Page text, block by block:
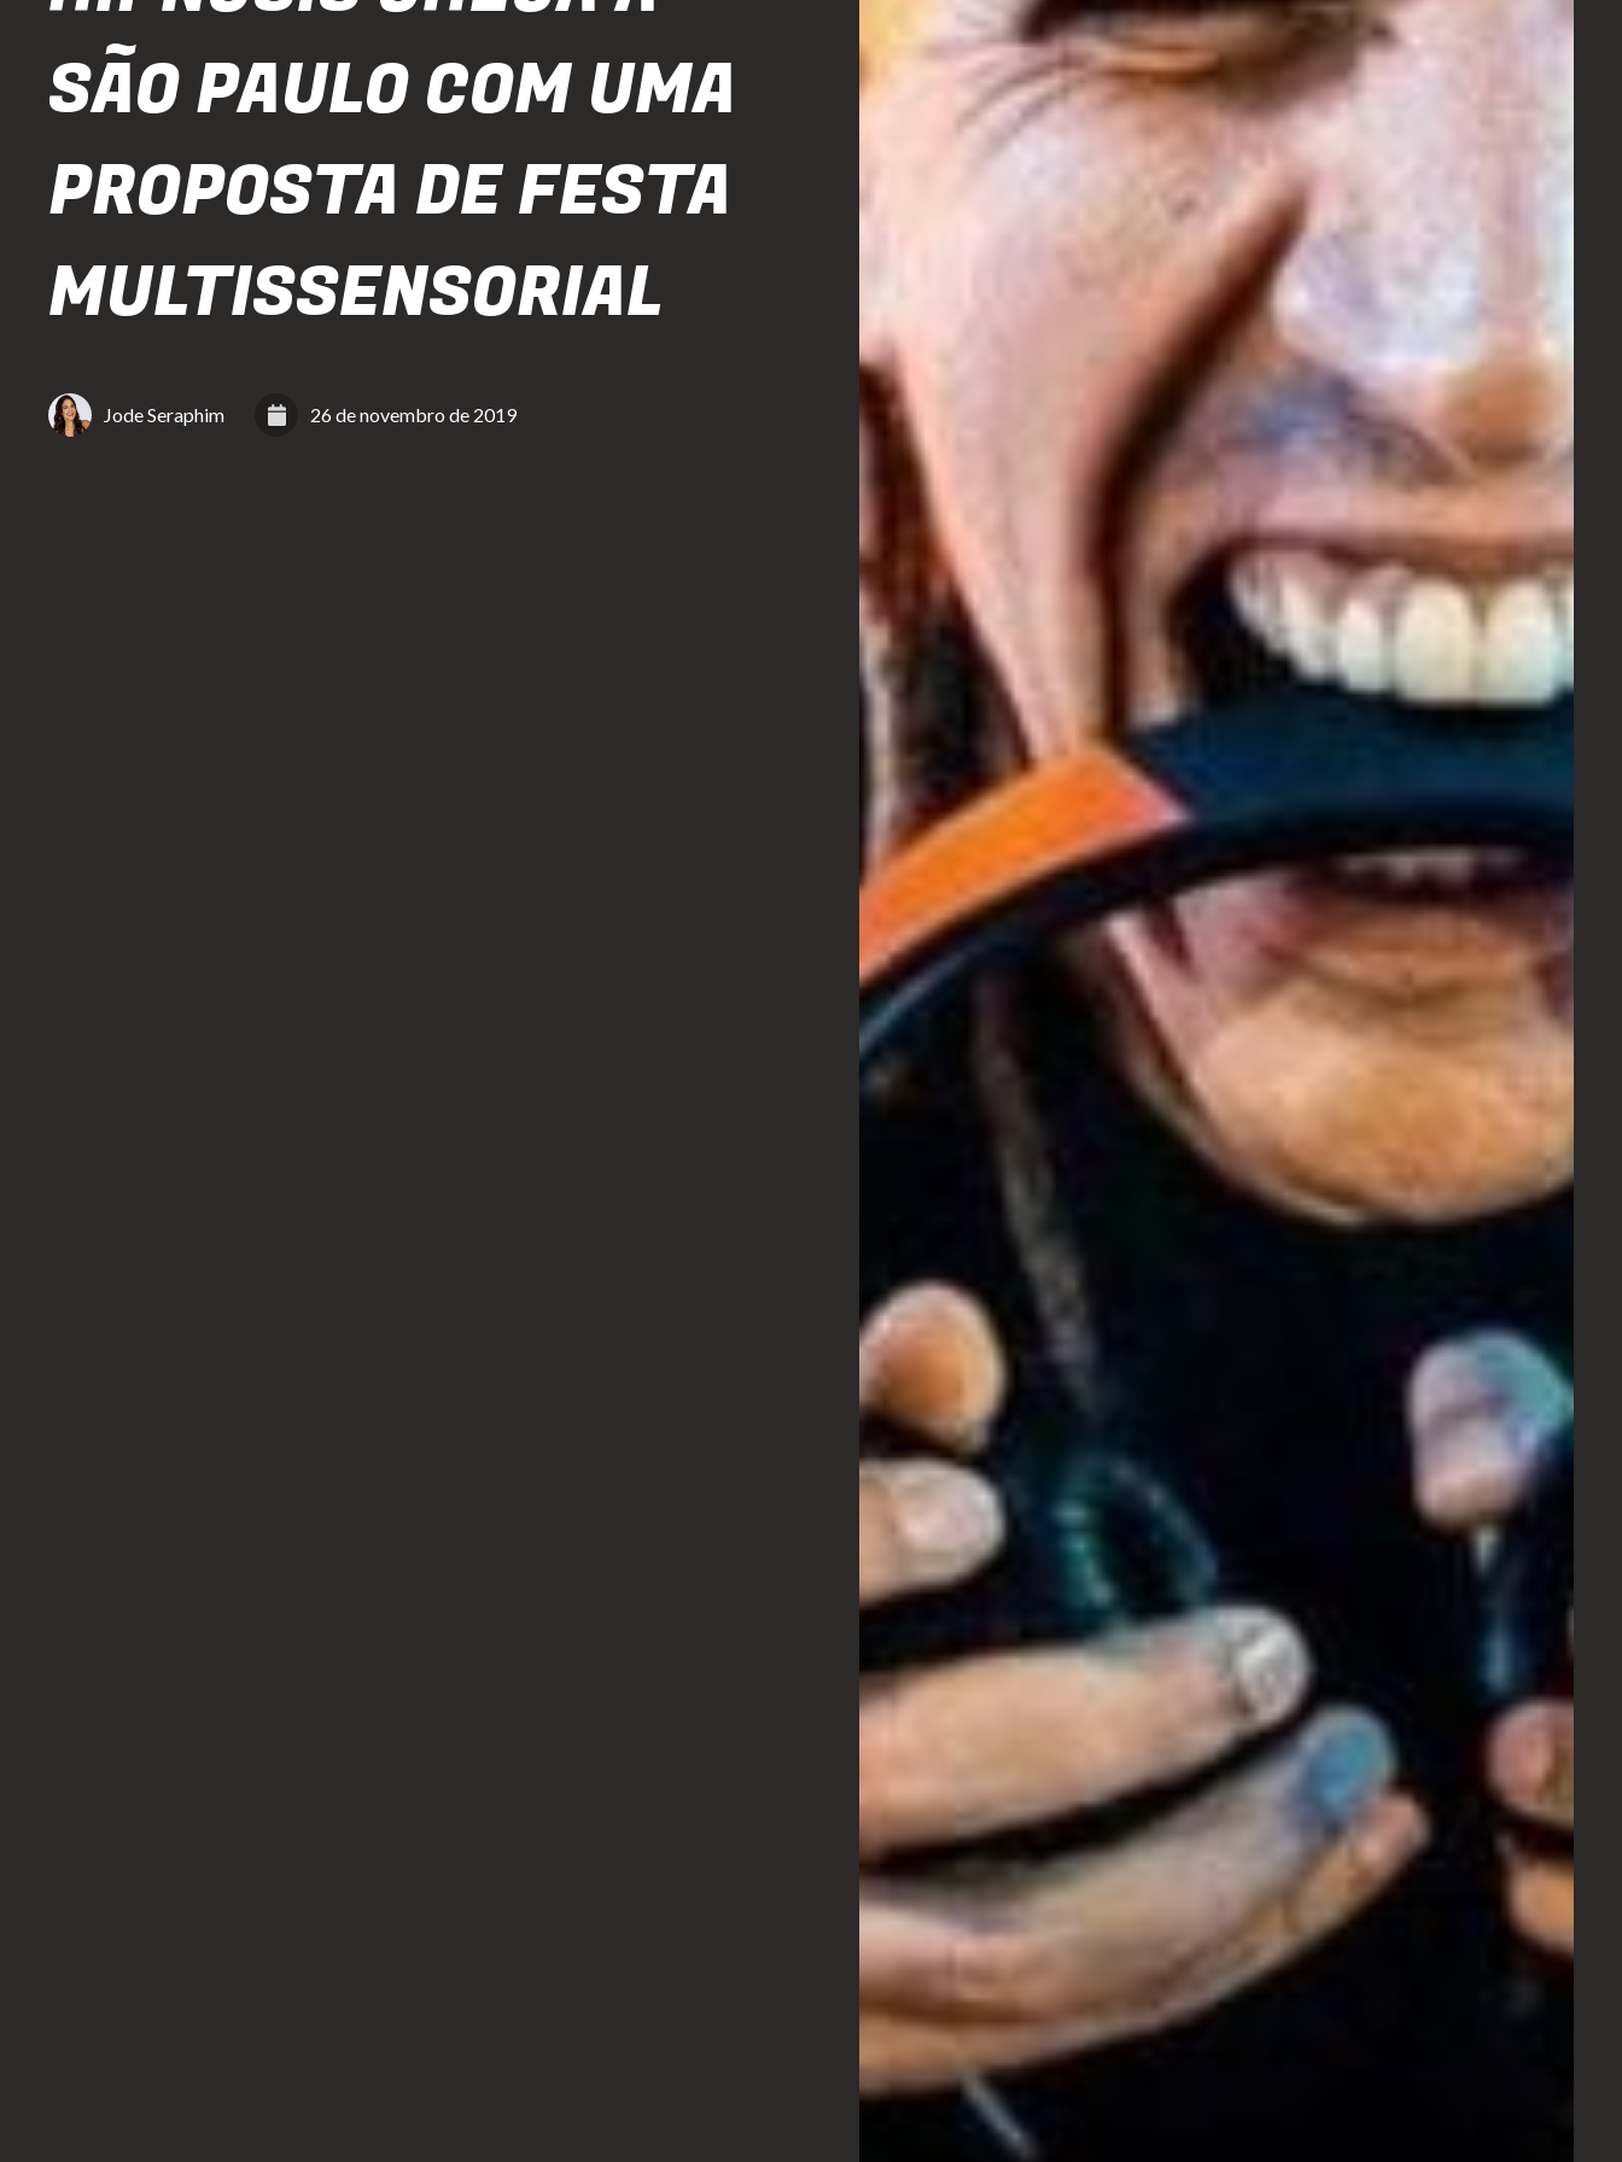
SÃO PAULO COM UMA
PROPOSTA DE FESTA
MULTISSENSORIAL
Jode Seraphim 26 de novembro de 2019